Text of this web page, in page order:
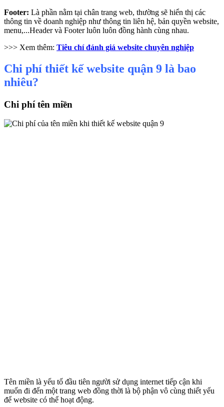
Footer: Là phần nằm tại chân trang web, thường sẽ hiển thị các
thông tin về doanh nghiệp như thông tin liên hệ, bản quyền website,
menu,...Header và Footer luôn luôn đồng hành cùng nhau.
>>> Xem thêm: Tiêu chí đánh giá website chuyên nghiệp
Chi phí thiết kế website quận 9 là bao
nhiêu?
Chi phí tên miền
Tên miền là yếu tố đầu tiên người sử dụng internet tiếp cận khi
muốn đi đến một trang web đồng thời là bộ phận vô cùng thiết yếu
để website có thể hoạt động.